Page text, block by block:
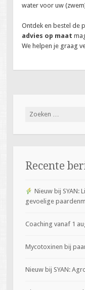
water voor uw
Ontdek en bestel de
advies op maat
We helpen je graag
Zoeken
Recente
Nieuw bij SYAN:
gevoelige
Coaching vanaf 1
Mycotoxinen bij
Nieuw bij SYAN: